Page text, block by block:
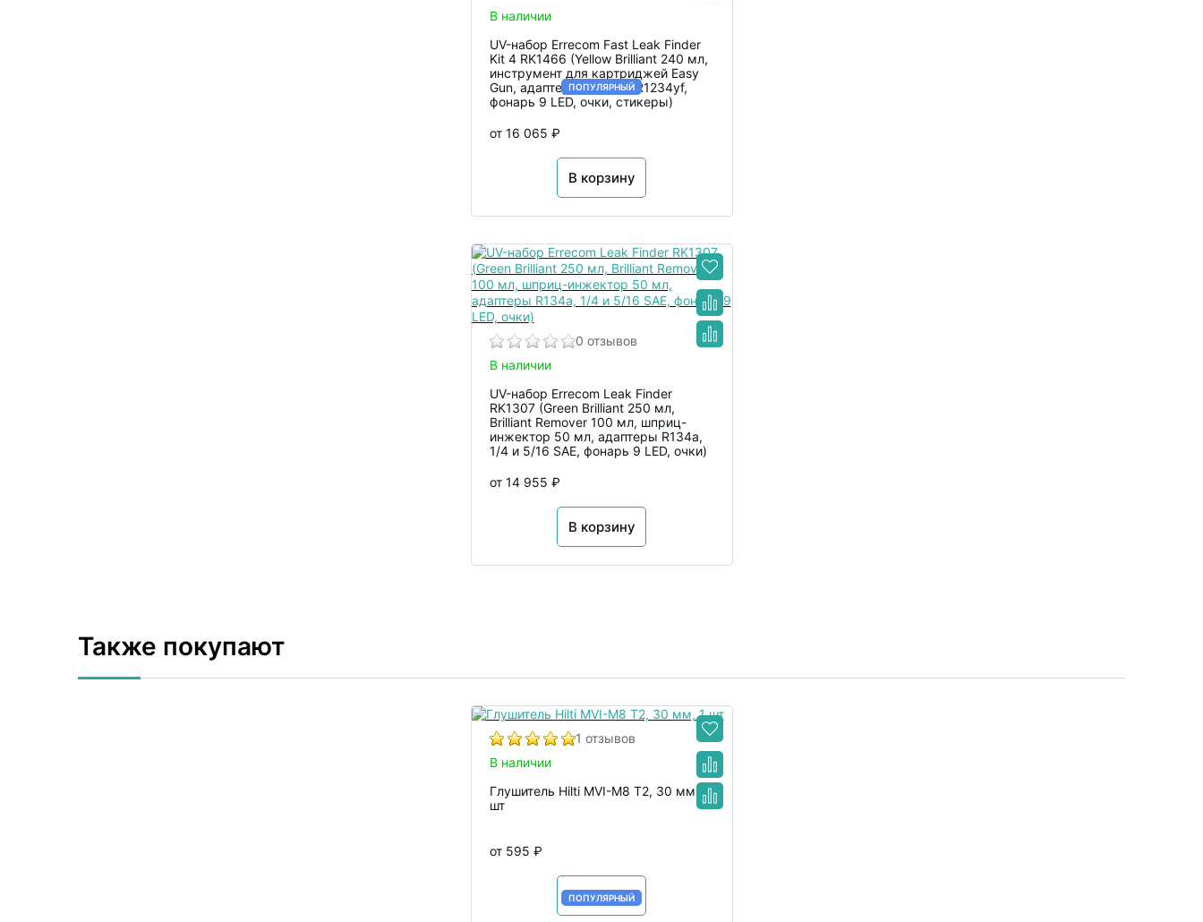
В наличии
UV-набор Errecom Fast Leak Finder
Kit 4 RK1466 (Yellow Brilliant 240 мл,
инструмент для картриджей Easy
Gun, адаптеры R134a и R1234yf,
фонарь 9 LED, очки, стикеры)
от 16 065 ₽
В корзину
ПОПУЛЯРНЫЙ
0 отзывов
В наличии
UV-набор Errecom Leak Finder
RK1307 (Green Brilliant 250 мл,
Brilliant Remover 100 мл, шприц-
инжектор 50 мл, адаптеры R134a,
1/4 и 5/16 SAE, фонарь 9 LED, очки)
от 14 955 ₽
В корзину
Также покупают
1 отзывов
В наличии
Глушитель Hilti MVI-M8 T2, 30 мм, 1
шт
от 595 ₽
В корзину
ПОПУЛЯРНЫЙ